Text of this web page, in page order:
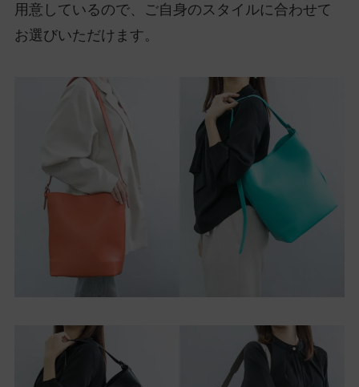
用意しているので、ご自身のスタイルに合わせて
お選びいただけます。